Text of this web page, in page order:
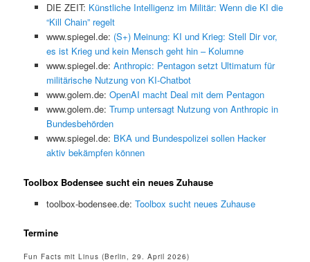
DIE ZEIT: Künstliche Intelligenz im Militär: Wenn die KI die
“Kill Chain” regelt
www.spiegel.de: (S+) Meinung: KI und Krieg: Stell Dir vor,
es ist Krieg und kein Mensch geht hin – Kolumne
www.spiegel.de: Anthropic: Pentagon setzt Ultimatum für
militärische Nutzung von KI-Chatbot
www.golem.de: OpenAI macht Deal mit dem Pentagon
www.golem.de: Trump untersagt Nutzung von Anthropic in
Bundesbehörden
www.spiegel.de: BKA und Bundespolizei sollen Hacker
aktiv bekämpfen können
Toolbox Bodensee sucht ein neues Zuhause
toolbox-bodensee.de: Toolbox sucht neues Zuhause
Termine
Fun Facts mit Linus (Berlin, 29. April 2026)